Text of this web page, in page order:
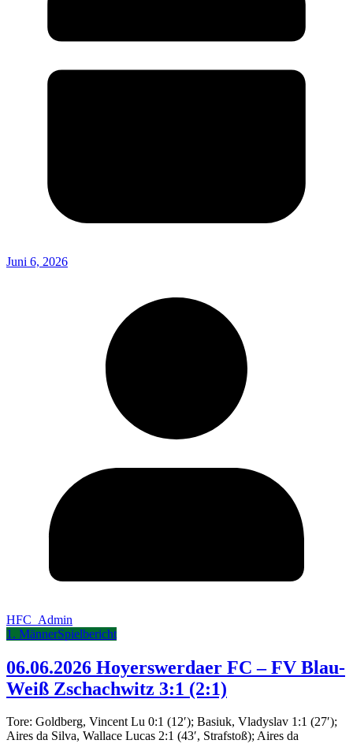
Juni 6, 2026
HFC_Admin
1. MännerSpielbericht
06.06.2026 Hoyerswerdaer FC – FV Blau-
Weiß Zschachwitz 3:1 (2:1)
Tore: Goldberg, Vincent Lu 0:1 (12′); Basiuk, Vladyslav 1:1 (27′);
Aires da Silva, Wallace Lucas 2:1 (43′, Strafstoß); Aires da